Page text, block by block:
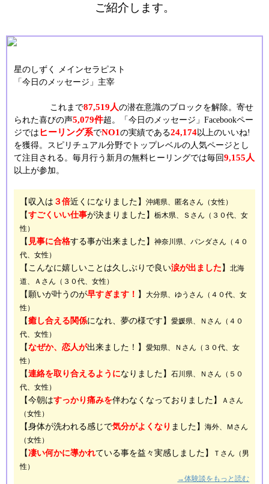
ご紹介します。
星のしずく メインセラピスト
「今日のメッセージ」主宰
これまで87,519人の潜在意識のブロックを解除。寄せ
られた喜びの声5,079件超。「今日のメッセージ」Facebookペー
ジでは ヒーリング系でNO1 の実績である24,174以上のいいね!
を獲得。スピリチュアル分野でトップレベルの人気ページとし
て注目される。毎月行う新月の無料ヒーリングでは毎回9,155人
以上が参加。
【収入は ３倍近くになりました】 沖縄県、匿名さん（女性）
【すごくいい仕事が決まりました】 栃木県、Ｓさん（３０代、女
性）
【 見事に合格する事が出来ました】 神奈川県、パンダさん（４０
代、女性）
【こんなに嬉しいことは久しぶりで良い涙が出ました 】 北海
道、Ａさん（３０代、女性）
【願いが叶うのが早すぎます！ 】 大分県、ゆうさん（４０代、女
性）
【癒し合える関係になれ、夢の様です】 愛媛県、Ｎさん（４０
代、女性）
【なぜか、恋人が出来ました！】 愛知県、Ｎさん（３０代、女
性）
【連絡を取り合えるようになりました】 石川県、Ｎさん（５０
代、女性）
【今朝はすっかり痛みを伴わなくなっておりました】
Ａさん
（女性）
【身体が洗われる感じで気分がよくなり ました】 海外、Ｍさん
（女性）
【凄い何かに導かれている事を益々実感しました】
Ｔさん（男
性）
→体験談をもっと読む